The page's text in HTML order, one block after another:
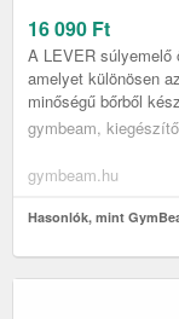
16 090 Ft
A LEVER
amelyet különösen
minőségű bőrből
gymbeam,
gymbeam.hu
Hasonlók, mint